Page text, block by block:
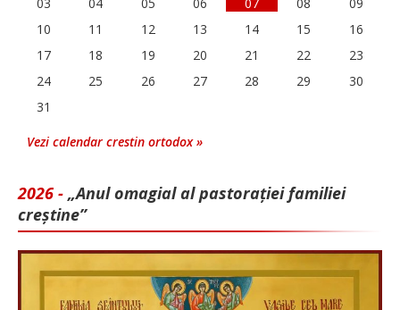
10
11 12 13 14 15
16
17
18 19 20 21 22
23
24
25 26 27 28 29
30
31
Vezi calendar crestin ortodox »
2026 - „Anul omagial al pastorației familiei
creștine”